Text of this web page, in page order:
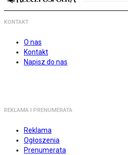
KONTAKT
O nas
Kontakt
Napisz do nas
REKLAMA I PRENUMERATA
Reklama
Ogłoszenia
Prenumerata